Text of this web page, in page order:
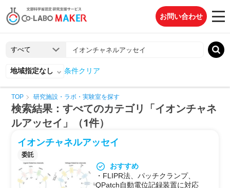
お問い合わせ
地域指定なし 条件クリア
TOP 研究施設・ラボ・実験室を探す
検索結果：すべてのカテゴリ「イオンチャネ
ルアッセイ」（1件）
イオンチャネルアッセイ
委託
おすすめ
・FLIPR法、パッチクランプ、
QPatch自動電位記録装置に対応